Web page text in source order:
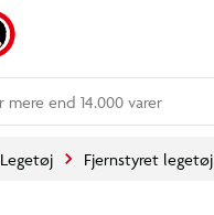
mere end 14.000 varer
Legetøj Fjernstyret legetøj